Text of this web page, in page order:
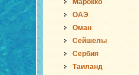
Марокко
ОАЭ
Оман
Сейшелы
Сербия
Таиланд